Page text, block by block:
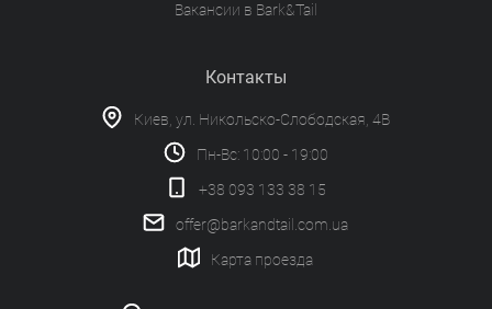
Вакансии в Bark&Tail
Контакты
Киев, ул. Никольско-Слободская, 4В
Пн-Вс: 10:00 - 19:00
+38 093 133 38 15
offer@barkandtail.com.ua
Карта проезда